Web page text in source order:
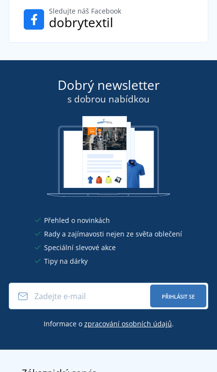
Sledujte náš Facebook
dobrytextil
Dobrý newsletter
s dobrou nabídkou
Přehled o novinkách
Rady a zajímavosti nejen ze světa oblečení
Speciální slevové akce
Tipy na dárky
PŘIHLÁSIT SE
Informace o zpracování osobních údajů.